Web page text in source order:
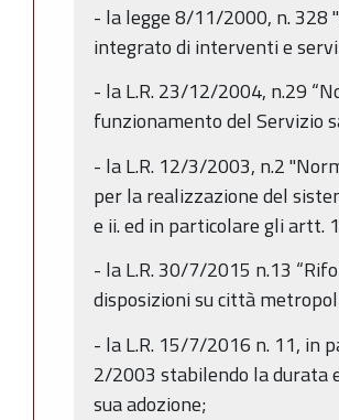
- la legge 8/11/2000, n. 328
integrato di interventi e
- la L.R. 23/12/2004, n.29
funzionamento del Servizio
- la L.R. 12/3/2003, n.2
per la realizzazione del
e ii. ed in particolare gli artt.
- la L.R. 30/7/2015 n.13
disposizioni su città
- la L.R. 15/7/2016 n. 11, in
2/2003 stabilendo la durata
sua adozione;